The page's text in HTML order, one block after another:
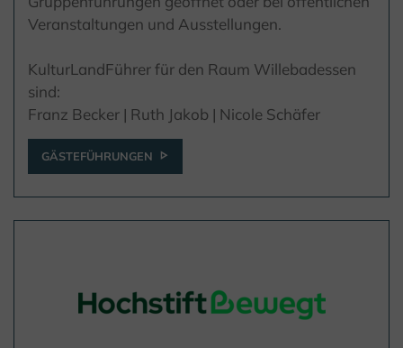
Veranstaltungen und Ausstellungen.
KulturLandFührer für den Raum Willebadessen
sind:
Franz Becker | Ruth Jakob | Nicole Schäfer
GÄSTEFÜHRUNGEN